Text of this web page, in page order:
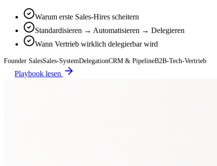
Warum erste Sales-Hires scheitern
Standardisieren → Automatisieren → Delegieren
Wann Vertrieb wirklich delegierbar wird
Founder SalesSales-SystemDelegationCRM & PipelineB2B-Tech-Vertrieb
Playbook lesen